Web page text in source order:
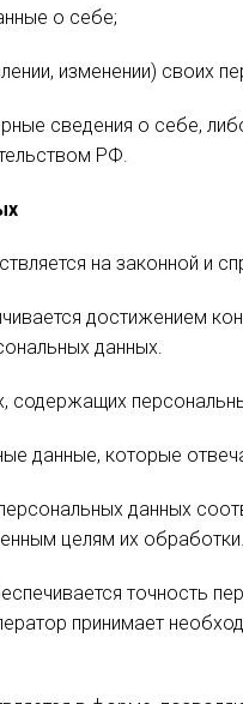
о себе;
изменении) своих
сведения о себе,
РФ.
на законной и
достижением
данных.
содержащих
данные, которые
данных
целям их обработки.
точность
принимает